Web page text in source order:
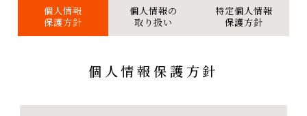
個人情報
保護方針
個人情報の
取り扱い
特定個人情報
保護方針
個人情報保護方針